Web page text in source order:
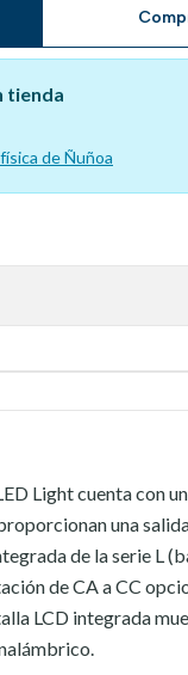
tienda
de Ñuñoa
Light cuenta con
una
de la serie L
de CA a CC
LCD integrada